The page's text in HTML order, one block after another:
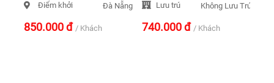
Điểm khởi hành
Đà Nẵng
850.000đ / Khách
Lưu trú
Không Lưu Trú
740.000đ / Khách